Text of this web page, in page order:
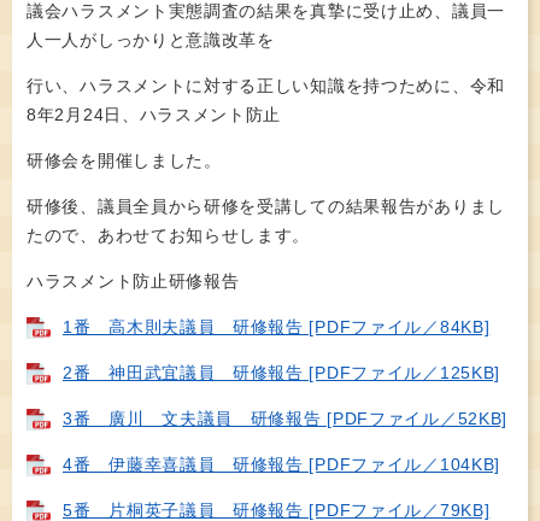
議会ハラスメント実態調査の結果を真摯に受け止め、議員一
人一人がしっかりと意識改革を
行い、ハラスメントに対する正しい知識を持つために、令和
8年2月24日、ハラスメント防止
研修会を開催しました。
研修後、議員全員から研修を受講しての結果報告がありまし
たので、あわせてお知らせします。
ハラスメント防止研修報告
1番 高木則夫議員 研修報告 [PDFファイル／84KB]
2番 神田武宜議員 研修報告 [PDFファイル／125KB]
3番 廣川 文夫議員 研修報告 [PDFファイル／52KB]
4番 伊藤幸喜議員 研修報告 [PDFファイル／104KB]
5番 片桐英子議員 研修報告 [PDFファイル／79KB]